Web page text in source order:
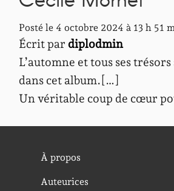
Posté le 4 octobre 2024 à 13 h 51
Écrit par diplodmin
L’automne et tous ses
dans cet album.[…]
Un véritable coup de cœur
À propos
Auteurices